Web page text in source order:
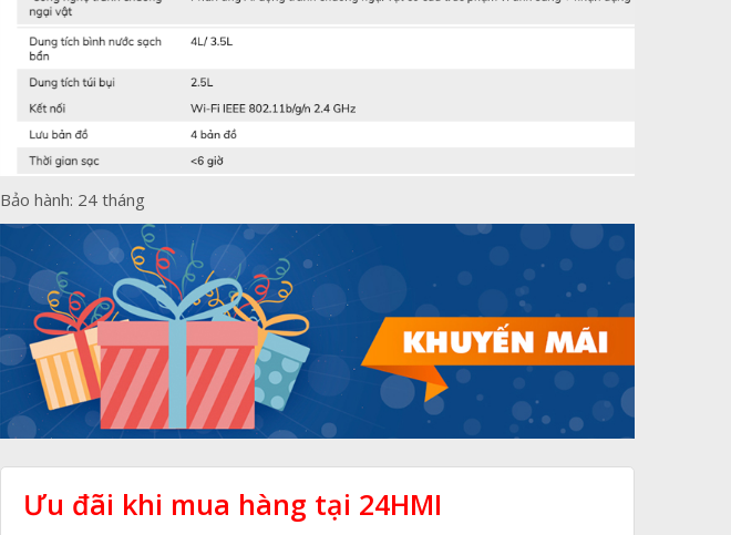
Bảo hành: 24 tháng
Ưu đãi khi mua hàng tại 24HMI